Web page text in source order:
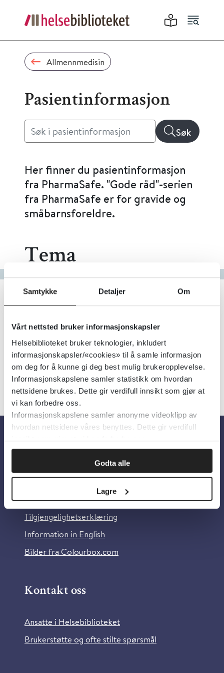
Samtykke Detaljer Om
Vårt nettsted bruker informasjonskapsler
Helsebiblioteket bruker teknologier, inkludert
informasjonskapsler/«cookies» til å samle informasjon
om deg for å kunne gi deg best mulig brukeropplevelse.
Informasjonskapslene samler statistikk om hvordan
nettsidene brukes. Dette gir verdifull innsikt som gjør at
vi kan forbedre oss.
Informasjonskapslene samler anonyme videoklipp av
hvordan nettsidene våres benyttes. Dette gir verdifull
innsikt som gjør at vi kan forbedre oss.
Godta alle
Lagre
Allmennmedisin
Pasientinformasjon
Søk
Her finner du pasientinformasjon
fra PharmaSafe. "Gode råd"-serien
fra PharmaSafe er for gravide og
småbarnsforeldre.
Tema
Gå til bokstav
Filter
« 3 »
Om oss
Om Helsebiblioteket
Personvern og informasjonskapsler
Tilgjengelighetserklæring
Information in English
Bilder fra Colourbox.com
Kontakt oss
Ansatte i Helsebiblioteket
Brukerstøtte og ofte stilte spørsmål